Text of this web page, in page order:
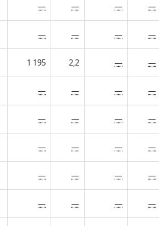
— — — —
— — — —
1 195 2,2 — —
— — — —
— — — —
— — — —
— — — —
— — — —